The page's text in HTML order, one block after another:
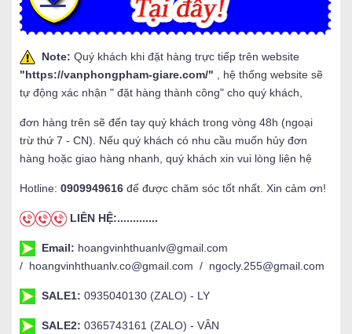
Note: Quý khách khi đặt hàng trực tiếp trên website
"https://vanphongpham-giare.com/"
, hệ thống website sẽ
tự động xác nhận " đặt hàng thành công" cho quý khách,
đơn hàng trên sẽ đến tay quý khách trong vòng 48h (ngoại
trừ thứ 7 - CN). Nếu quý khách có nhu cầu muốn hủy đơn
hàng hoặc giao hàng nhanh, quý khách xin vui lòng liên hệ
Hotline: 0909949616 để được chăm sóc tốt nhất. Xin cảm ơn!
LIÊN HỆ:.............
Email: hoangvinhthuanlv@gmail.com
/ hoangvinhthuanlv.co@gmail.com / ngocly.255@gmail.com
SALE1: 0935040130 (ZALO) - LY
SALE2: 0365743161 (ZALO) - VÂN